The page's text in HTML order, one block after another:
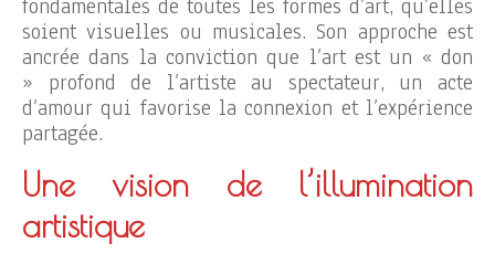
fondamentales de toutes les formes d’art, qu’elles
soient visuelles ou musicales. Son approche est
ancrée dans la conviction que l’art est un « don
» profond de l’artiste au spectateur, un acte
d’amour qui favorise la connexion et l’expérience
partagée.
Une vision de l’illumination
artistique